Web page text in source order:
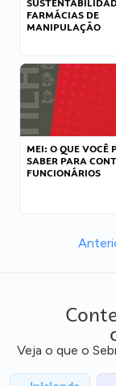
FARMÁCIAS DE
MANIPULAÇÃO
MEI: O QUE VOCÊ
SABER PARA
FUNCIONÁRIOS
Veja o que o